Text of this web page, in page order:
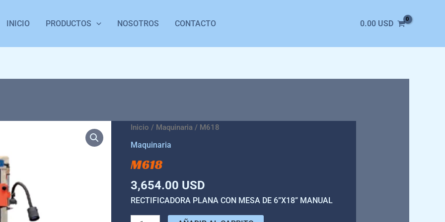
INICIO PRODUCTOS NOSOTROS CONTACTO 0.00 USD
Inicio / Maquinaria / M618
Maquinaria
M618
3,654.00 USD
RECTIFICADORA PLANA CON MESA DE 6”X18” MANUAL
M618
cantidad